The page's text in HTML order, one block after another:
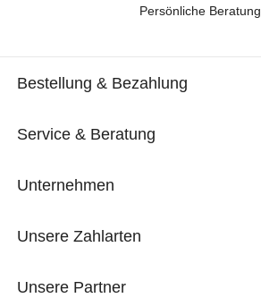
Persönliche Beratung
Bestellung & Bezahlung
Service & Beratung
Unternehmen
Unsere Zahlarten
Unsere Partner